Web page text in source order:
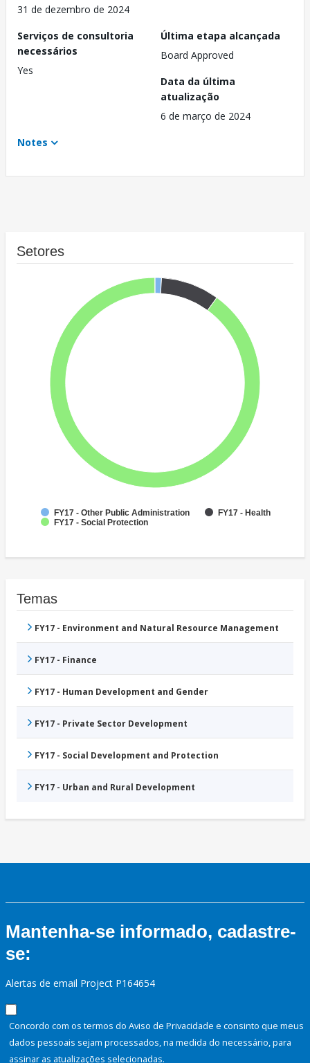
31 de dezembro de 2024
Serviços de consultoria
necessários
Yes
Última etapa alcançada
Board Approved
Data da última
atualização
6 de março de 2024
Notes
Setores
FY17 - Other Public Administration
FY17 - Health
FY17 - Social Protection
Temas
FY17 - Environment and Natural Resource Management
FY17 - Finance
FY17 - Human Development and Gender
FY17 - Private Sector Development
FY17 - Social Development and Protection
FY17 - Urban and Rural Development
Mantenha-se informado, cadastre-
se:
Alertas de email Project P164654
Concordo com os termos do Aviso de Privacidade e consinto que meus
dados pessoais sejam processados, na medida do necessário, para
assinar as atualizações selecionadas.